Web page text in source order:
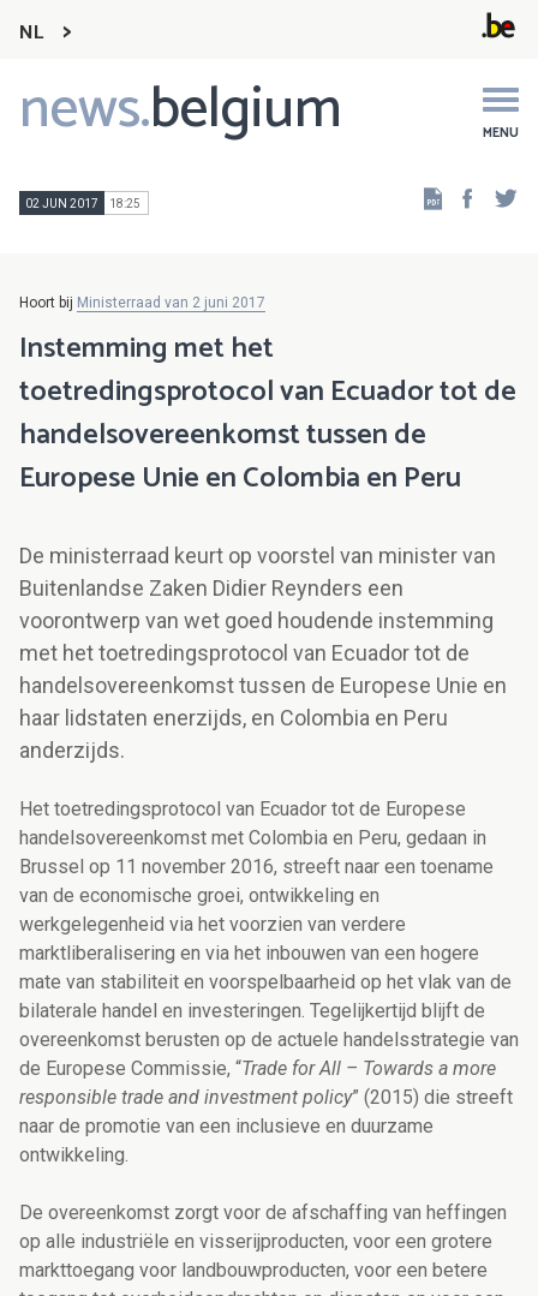
NL
news.belgium MENU
Main
navigation
02 JUN 2017 18:25
Hoort bij Ministerraad van 2 juni 2017
Instemming met het
toetredingsprotocol van Ecuador tot de
handelsovereenkomst tussen de
Europese Unie en Colombia en Peru
De ministerraad keurt op voorstel van minister van
Buitenlandse Zaken Didier Reynders een
voorontwerp van wet goed houdende instemming
met het toetredingsprotocol van Ecuador tot de
handelsovereenkomst tussen de Europese Unie en
haar lidstaten enerzijds, en Colombia en Peru
anderzijds.
Het toetredingsprotocol van Ecuador tot de Europese
handelsovereenkomst met Colombia en Peru, gedaan in
Brussel op 11 november 2016, streeft naar een toename
van de economische groei, ontwikkeling en
werkgelegenheid via het voorzien van verdere
marktliberalisering en via het inbouwen van een hogere
mate van stabiliteit en voorspelbaarheid op het vlak van de
bilaterale handel en investeringen. Tegelijkertijd blijft de
overeenkomst berusten op de actuele handelsstrategie van
de Europese Commissie, “Trade for All – Towards a more
responsible trade and investment policy” (2015) die streeft
naar de promotie van een inclusieve en duurzame
ontwikkeling.
De overeenkomst zorgt voor de afschaffing van heffingen
op alle industriële en visserijproducten, voor een grotere
markttoegang voor landbouwproducten, voor een betere